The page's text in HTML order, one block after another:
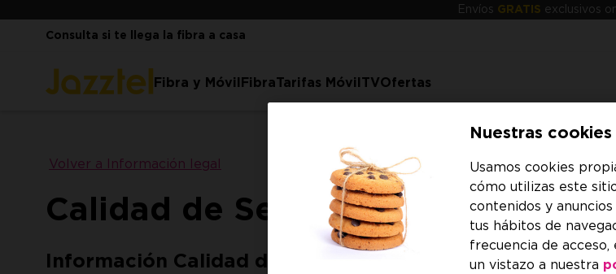
Envíos GRATIS exclusivos
Consulta si te llega la fibra a casa
Fibra y Móvil FibraTarifas Móvil TVOfertas
Volver a Información legal
Calidad de Servicio
Información Calidad de Servicio
Nuestras cookies
Usamos cookies
cómo utilizas este
contenidos y
tus hábitos de
frecuencia de acceso,
un vistazo a nuestra